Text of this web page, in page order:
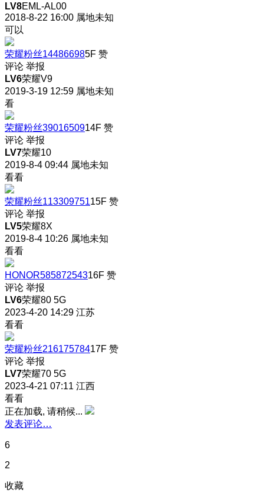
LV8EML-AL00
2018-8-22 16:00 属地未知
可以
荣耀粉丝144866985F 赞
评论 举报
LV6荣耀V9
2019-3-19 12:59 属地未知
看
荣耀粉丝3901650914F 赞
评论 举报
LV7荣耀10
2019-8-4 09:44 属地未知
看看
荣耀粉丝11330975115F 赞
评论 举报
LV5荣耀8X
2019-8-4 10:26 属地未知
看看
HONOR58587254316F 赞
评论 举报
LV6荣耀80 5G
2023-4-20 14:29 江苏
看看
荣耀粉丝21617578417F 赞
评论 举报
LV7荣耀70 5G
2023-4-21 07:11 江西
看看
正在加载, 请稍候...
发表评论…
6
2
收藏